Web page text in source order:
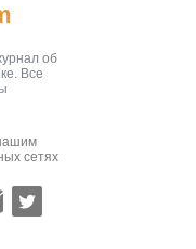
об
Все
сетях